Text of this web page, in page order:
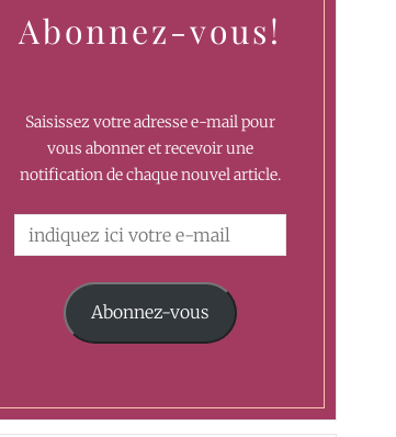
Abonnez-vous!
Saisissez votre adresse e-mail pour
vous abonner et recevoir une
notification de chaque nouvel article.
Abonnez-vous